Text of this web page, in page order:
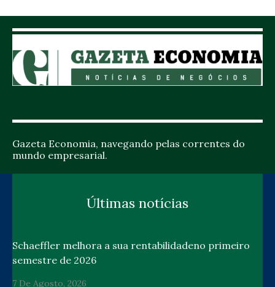
Gazeta Economia, navegando pelas correntes do
mundo empresarial.
Últimas notícias
Schaeffler melhora a sua rentabilidadeno primeiro
semestre de 2026
7 De Agosto, 2026